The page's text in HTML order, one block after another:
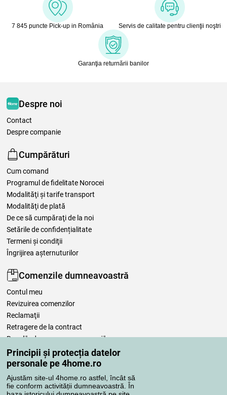
Principii și protecția datelor
personale pe 4home.ro
Ajustăm site-ul 4home.ro astfel, încât să
fie conform activității dumneavoastră. În
7 845 puncte Pick-up in România Servis de calitate pentru clienţii noştri
Garanţia returnării banilor
Despre noi
Contact
Despre companie
Cumpărături
Cum comand
Programul de fidelitate Norocei
Modalităţi şi tarife transport
Modalităţi de plată
De ce să cumpăraţi de la noi
Setările de confidențialitate
Termeni şi condiţii
Îngrijirea așternuturilor
Comenzile dumneavoastră
Contul meu
Revizuirea comenzilor
Reclamaţii
Retragere de la contract
Regulile de procesare a recenziilor
Metode de transport